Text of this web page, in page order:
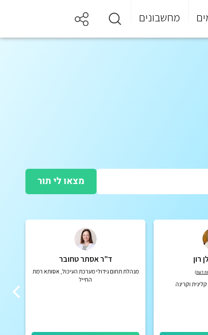
מחשבונים
מצאו לי תור
רון
)
וקרינה
ד"ר אסתר טחובר
מנהלת תחום גידולי מערכת העיכול, אסותא רמת
החייל